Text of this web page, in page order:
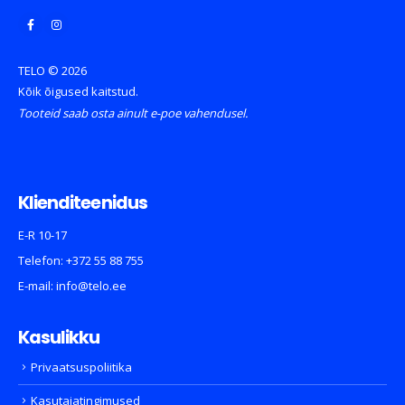
TELO © 2026
Kõik õigused kaitstud.
Tooteid saab osta ainult e-poe vahendusel.
Klienditeenidus
E-R 10-17
Telefon: +372 55 88 755
E-mail: info@telo.ee
Kasulikku
Privaatsuspoliitika
Kasutajatingimused